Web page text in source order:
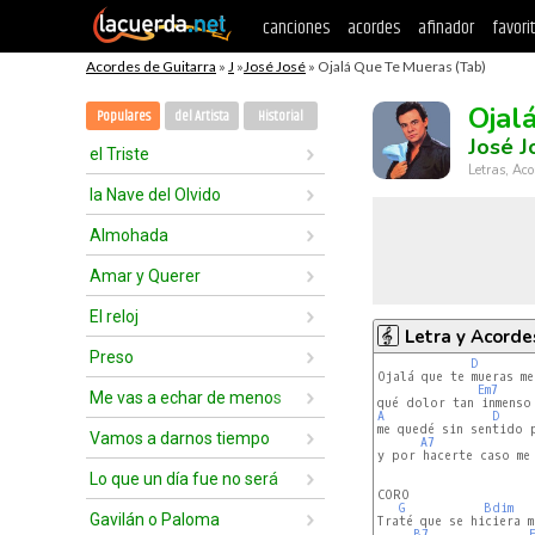
canciones acordes afinador
Acordes de Guitarra » J »José José » Ojalá Que Te Mueras (Tab)
Populares del Artista Historial
el Triste
la Nave del Olvido
Almohada
Amar y Querer
El reloj
Preso
Me vas a echar de menos
Vamos a darnos tiempo
Lo que un día fue no será
Gavilán o Paloma
José
Letras,
Letra y
D
Ojalá que te mueras
Em7
A
D
me quedé sin
A7
y por hacerte caso
CORO
G
Bdim
Traté que se hiciera